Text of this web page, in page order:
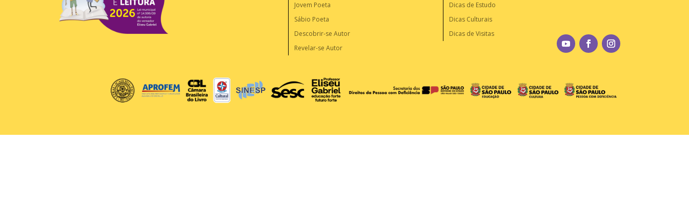
Jovem Poeta
Sábio Poeta
Descobrir-se Autor
Revelar-se Autor
Dicas de Estudo
Dicas Culturais
Dicas de Visitas